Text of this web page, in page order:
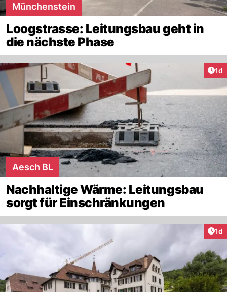
Münchenstein
Loogstrasse: Leitungsbau geht in
die nächste Phase
1d
Aesch BL
Nachhaltige Wärme: Leitungsbau
sorgt für Einschränkungen
1d